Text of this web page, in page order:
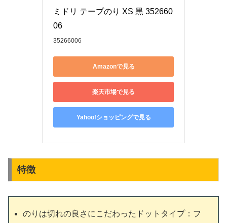
ミドリ テープのり XS 黒 352660
06
35266006
Amazonで見る
楽天市場で見る
Yahoo!ショッピングで見る
特徴
のりは切れの良さにこだわったドットタイプ：フ